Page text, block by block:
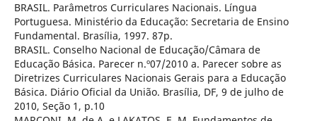
BRASIL. Parâmetros Curriculares Nacionais. Língua
Portuguesa. Ministério da Educação: Secretaria de Ensino
Fundamental. Brasília, 1997. 87p.
BRASIL. Conselho Nacional de Educação/Câmara de
Educação Básica. Parecer n.º07/2010 a. Parecer sobre as
Diretrizes Curriculares Nacionais Gerais para a Educação
Básica. Diário Oficial da União. Brasília, DF, 9 de julho de
2010, Seção 1, p.10